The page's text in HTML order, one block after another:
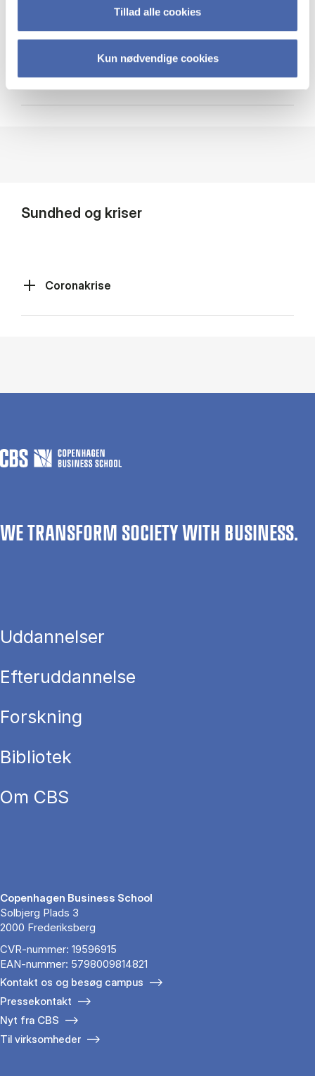
Tillad alle cookies
Kun nødvendige cookies
Cybersikkerhed
Sundhed og kriser
Coronakrise
WE TRANSFORM SOCIETY WITH BUSINESS.
Uddannelser
Efteruddannelse
Forskning
Bibliotek
Om CBS
Copenhagen Business School
Solbjerg Plads 3
2000 Frederiksberg
CVR-nummer: 19596915
EAN-nummer: 5798009814821
Kontakt os og besøg campus
Pressekontakt
Nyt fra CBS
Til virksomheder